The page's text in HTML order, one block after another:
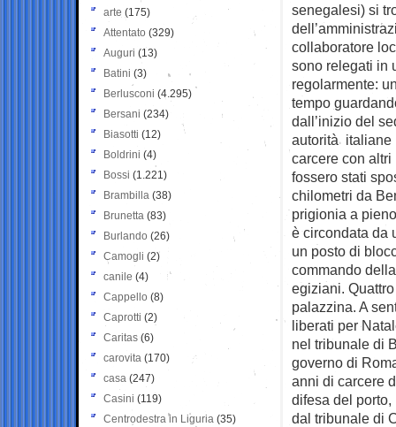
senegalesi) si
collaboratore
sono relegati in
regolarmente:
tempo
dall’inizio del
autorità italiane
carcere con
fossero stati
chilometri da
prigionia a
è circondata da
un posto di
commando
egiziani.
palazzina. A
liberati per
nel tribunale di
governo di
anni di carcere
difesa del
dal tribunale di
arte (175)
Attentato (329)
Auguri (13)
Batini (3)
Berlusconi (4.295)
Bersani (234)
Biasotti (12)
Boldrini (4)
Bossi (1.221)
Brambilla (38)
Brunetta (83)
Burlando (26)
Camogli (2)
canile (4)
Cappello (8)
Caprotti (2)
Caritas (6)
carovita (170)
casa (247)
Casini (119)
Centrodestra in Liguria (35)